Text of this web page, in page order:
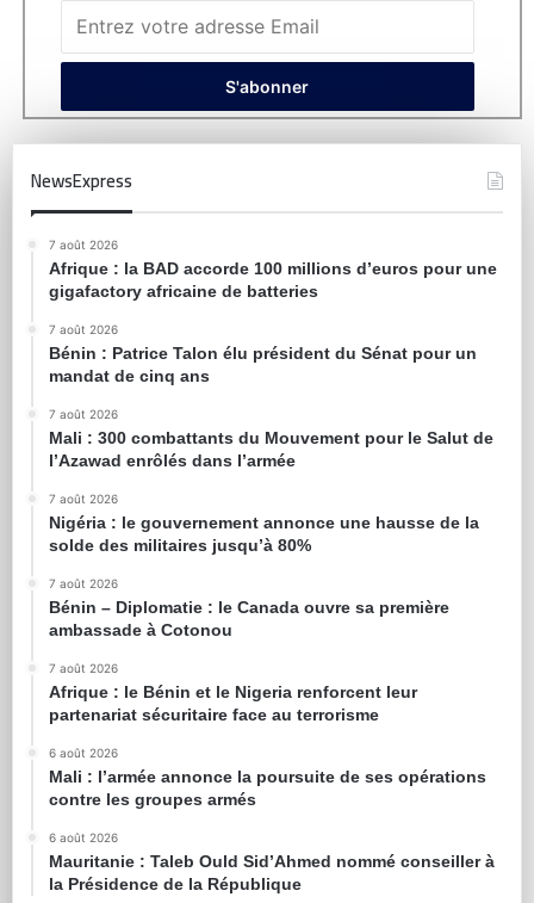
NewsExpress
7 août 2026
Afrique : la BAD accorde 100 millions d’euros pour une
gigafactory africaine de batteries
7 août 2026
Bénin : Patrice Talon élu président du Sénat pour un
mandat de cinq ans
7 août 2026
Mali : 300 combattants du Mouvement pour le Salut de
l’Azawad enrôlés dans l’armée
7 août 2026
Nigéria : le gouvernement annonce une hausse de la
solde des militaires jusqu’à 80%
7 août 2026
Bénin – Diplomatie : le Canada ouvre sa première
ambassade à Cotonou
7 août 2026
Afrique : le Bénin et le Nigeria renforcent leur
partenariat sécuritaire face au terrorisme
6 août 2026
Mali : l’armée annonce la poursuite de ses opérations
contre les groupes armés
6 août 2026
Mauritanie : Taleb Ould Sid’Ahmed nommé conseiller à
la Présidence de la République